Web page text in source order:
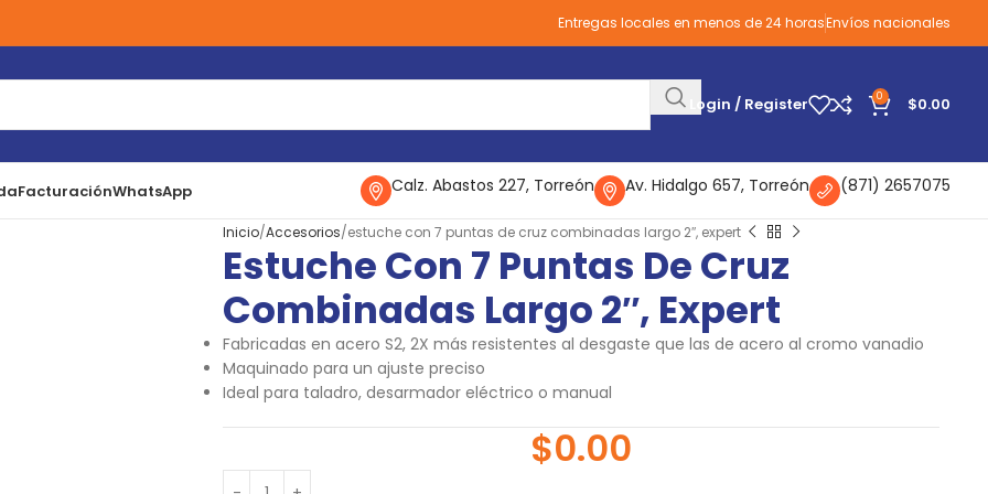
Entregas locales en menos de 24 horasEnvíos nacionales
Login / Register 0 $0.00
FacturaciónWhatsApp Calz. Abastos 227, Torreón Av. Hidalgo 657, Torreón (871) 2657075
Inicio Accesorios estuche con 7 puntas de cruz combinadas largo 2″, expert
Estuche Con 7 Puntas De Cruz
Combinadas Largo 2″, Expert
Fabricadas en acero S2, 2X más resistentes al desgaste que las de acero al cromo vanadio
Maquinado para un ajuste preciso
Ideal para taladro, desarmador eléctrico o manual
$0.00